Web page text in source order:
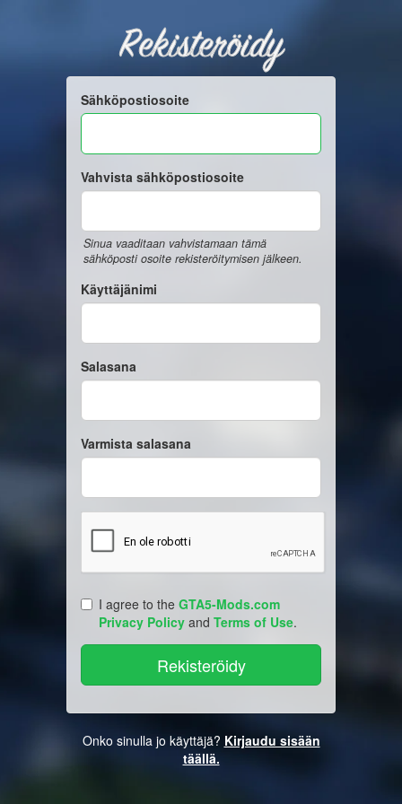
Rekisteröidy
Sähköpostiosoite
Vahvista sähköpostiosoite
Sinua vaaditaan vahvistamaan tämä
sähköposti osoite rekisteröitymisen jälkeen.
Käyttäjänimi
Salasana
Varmista salasana
I agree to the GTA5-Mods.com
Privacy Policy and Terms of Use.
Onko sinulla jo käyttäjä? Kirjaudu sisään
täällä.